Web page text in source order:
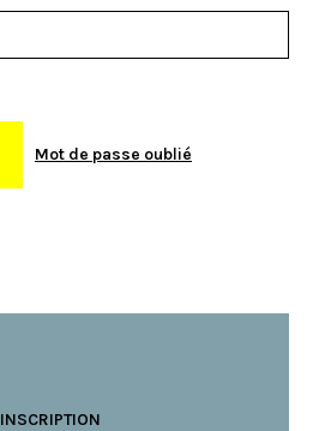
Mot de passe oublié
INSCRIPTION